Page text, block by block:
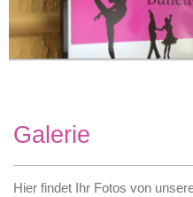
Galerie
Hier findet Ihr Fotos von